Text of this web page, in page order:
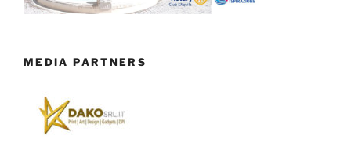
MEDIA PARTNERS